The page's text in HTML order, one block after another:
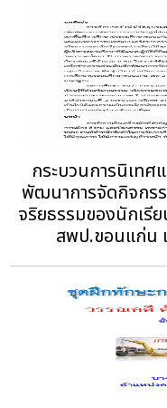
กระบวนการนิเทศ
พัฒนาการจัดกิจกร
จริยธรรมของนักเรี
สพป.ขอนแก่น